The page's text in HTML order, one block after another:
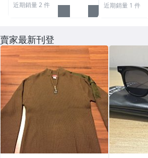
近期銷量 2 件 近期銷量 1 件
賣家最新刊登